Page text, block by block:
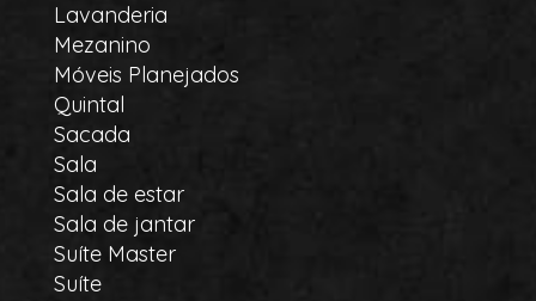
Lavanderia
Mezanino
Móveis Planejados
Quintal
Sacada
Sala
Sala de estar
Sala de jantar
Suíte Master
Suíte